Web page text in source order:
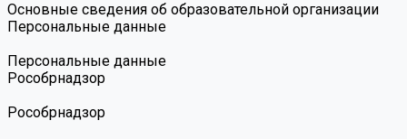
Основные сведения об образовательной организации
Персональные данные
Персональные данные
Роcобрнадзор
Роcобрнадзор